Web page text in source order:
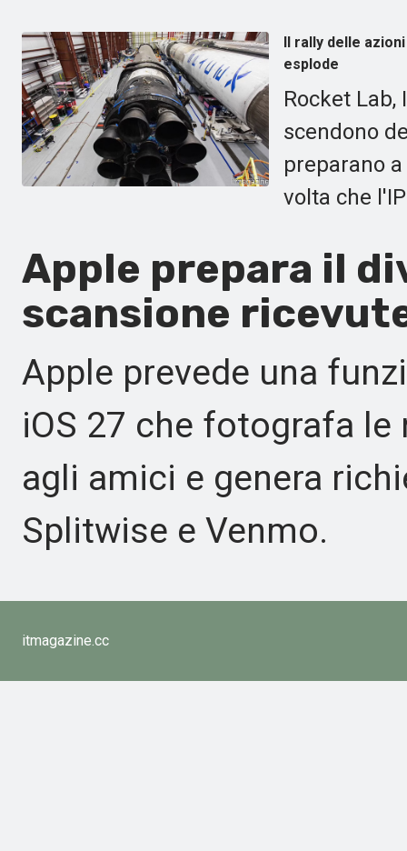
Il rally delle
esplode
Rocket
scendono
preparano
volta che
Apple prepara il
scansione
Apple prevede una
iOS 27 che fotografa
agli amici e genera
Splitwise e Venmo.
itmagazine.cc